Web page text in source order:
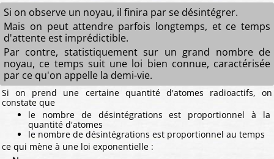
Si on observe un noyau, il finira par se désintégrer.
Mais on peut attendre parfois longtemps, et ce temps
d'attente est imprédictible.
Par contre, statistiquement sur un grand nombre de
noyau, ce temps suit une loi bien connue, caractérisée
par ce qu'on appelle la demi-vie.
Si on prend une certaine quantité d'atomes radioactifs, on
constate que
le nombre de désintégrations est proportionnel à la
quantité d'atomes
le nombre de désintégrations est proportionnel au temps
ce qui mène à une loi exponentielle :